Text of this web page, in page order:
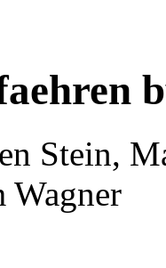
Stein,
Wagner